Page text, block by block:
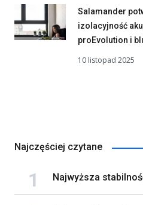
Salamander
izolacyjność
proEvolution i
10 listopad 2025
Najczęściej czytane
Najwyższa